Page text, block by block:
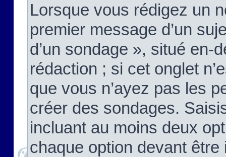
Lorsque vous rédigez un
premier message d’un
d’un sondage », situé en-
rédaction ; si cet onglet
que vous n’ayez pas les
créer des sondages.
incluant au moins deux
chaque option devant